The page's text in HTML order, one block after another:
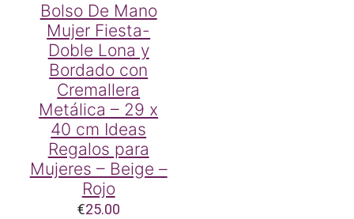
Bolso De Mano
Mujer Fiesta-
Doble Lona y
Bordado con
Cremallera
Metálica – 29 x
40 cm Ideas
Regalos para
Mujeres – Beige –
Rojo
€25.00